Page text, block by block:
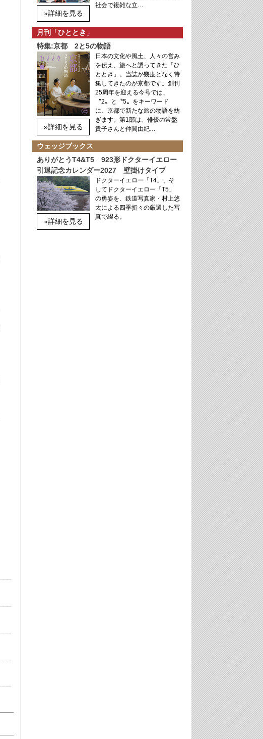
»詳細を見る
社会で複雑な立…
月刊「ひととき」
特集:京都 2と5の物語
»詳細を見る
日本の文化や風土、人々の営み
を伝え、旅へと誘ってきた「ひ
ととき」。当誌が幾度となく特
集してきたのが京都です。創刊
25周年を迎える今号では、
〝2〟と〝5〟をキーワード
に、京都で新たな旅の物語を紡
ぎます。第1部は、俳優の常盤
貴子さんと仲間由紀…
ウェッジブックス
ありがとうT4&T5 923形ドクターイエロー
引退記念カレンダー2027 壁掛けタイプ
»詳細を見る
ドクターイエロー「T4」、そ
してドクターイエロー「T5」
の勇姿を、鉄道写真家・村上悠
太による四季折々の厳選した写
真で綴る。